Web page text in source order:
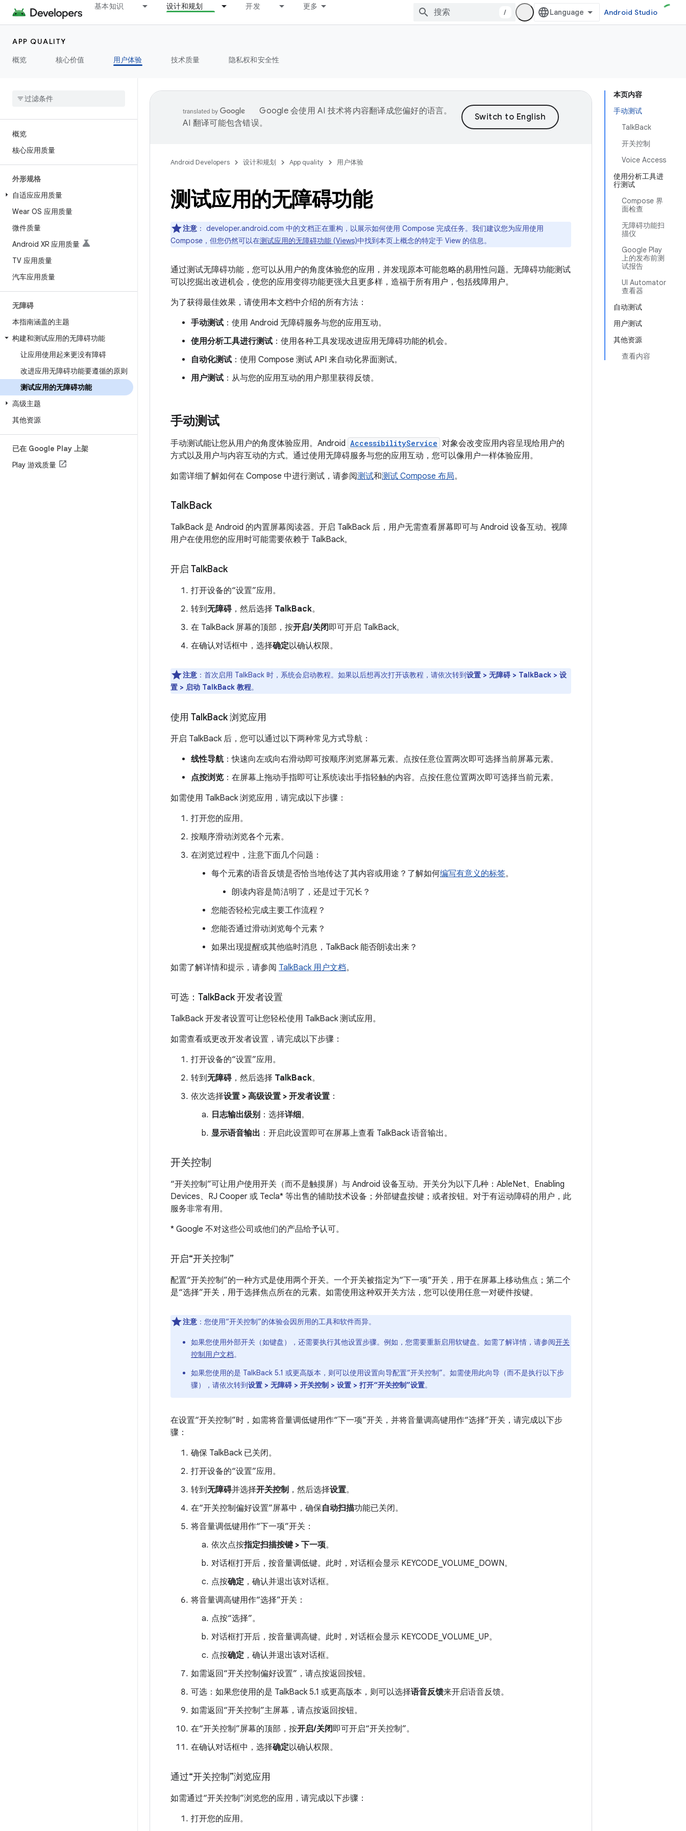
基本知识 设计和规划 开发 更多
/ Android Studio
APP QUALITY
概览
核心价值 用户体验 技术质量 隐私权和安全性
概览
核心应用质量
外形规格
自适应应用质量
Wear OS 应用质量
微件质量
Android XR 应用质量
TV 应用质量
汽车应用质量
无障碍
本指南涵盖的主题
构建和测试应用的无障碍功能
让应用使用起来更没有障碍
改进应用无障碍功能要遵循的原则
测试应用的无障碍功能
高级主题
其他资源
已在 Google Play 上架
Play 游戏质量
本页内容
手动测试
TalkBack
开关控制
Voice Access
使用分析工具进
行测试
Compose 界
面检查
无障碍功能扫
描仪
Google Play
上的发布前测
试报告
UI Automator
查看器
自动测试
用户测试
其他资源
查看内容
Google 会使用 AI 技术将内容翻译成您偏好的语言。
AI 翻译可能包含错误。
Android Developers 设计和规划 App quality 用户体验
测试应用的无障碍功能
注意 ：
developer.android.com 中的文档正在重构，以展示如何使用 Compose 完成任务。我们建议您为应用使用
Compose，但您仍然可以在测试应用的无障碍功能 (Views)中找到本页上概念的特定于 View 的信息。
通过测试无障碍功能，您可以从用户的角度体验您的应用，并发现原本可能忽略的易用性问题。无障碍功能测试
可以挖掘出改进机会，使您的应用变得功能更强大且更多样，造福于所有用户，包括残障用户。
为了获得最佳效果，请使用本文档中介绍的所有方法：
手动测试 ：使用 Android 无障碍服务与您的应用互动。
使用分析工具进行测试 ：使用各种工具发现改进应用无障碍功能的机会。
自动化测试 ：使用 Compose 测试 API 来自动化界面测试。
用户测试 ：从与您的应用互动的用户那里获得反馈。
手动测试
手动测试能让您从用户的角度体验应用。Android AccessibilityService 对象会改变应用内容呈现给用户的
方式以及用户与内容互动的方式。通过使用无障碍服务与您的应用互动，您可以像用户一样体验应用。
如需详细了解如何在 Compose 中进行测试，请参阅测试和测试 Compose 布局。
TalkBack
TalkBack 是 Android 的内置屏幕阅读器。开启 TalkBack 后，用户无需查看屏幕即可与 Android 设备互动。视障
用户在使用您的应用时可能需要依赖于 TalkBack。
开启 TalkBack
打开设备的“设置”应用。
转到无障碍，然后选择 TalkBack。
在 TalkBack 屏幕的顶部，按开启/关闭即可开启 TalkBack。
在确认对话框中，选择确定以确认权限。
注意 ： 首次启用 TalkBack 时，系统会启动教程。如果以后想再次打开该教程，请依次转到设置 > 无障碍 > TalkBack > 设
置 > 启动 TalkBack 教程。
使用 TalkBack 浏览应用
开启 TalkBack 后，您可以通过以下两种常见方式导航：
线性导航 ：快速向左或向右滑动即可按顺序浏览屏幕元素。点按任意位置两次即可选择当前屏幕元素。
点按浏览 ：在屏幕上拖动手指即可让系统读出手指轻触的内容。点按任意位置两次即可选择当前元素。
如需使用 TalkBack 浏览应用，请完成以下步骤：
打开您的应用。
按顺序滑动浏览各个元素。
在浏览过程中，注意下面几个问题：
每个元素的语音反馈是否恰当地传达了其内容或用途？了解如何编写有意义的标签。
朗读内容是简洁明了，还是过于冗长？
您能否轻松完成主要工作流程？
您能否通过滑动浏览每个元素？
如果出现提醒或其他临时消息，TalkBack 能否朗读出来？
如需了解详情和提示，请参阅 TalkBack 用户文档。
可选：TalkBack 开发者设置
TalkBack 开发者设置可让您轻松使用 TalkBack 测试应用。
如需查看或更改开发者设置，请完成以下步骤：
打开设备的“设置”应用。
转到无障碍，然后选择 TalkBack。
依次选择设置 > 高级设置 > 开发者设置 ：
日志输出级别 ：选择详细。
显示语音输出 ：开启此设置即可在屏幕上查看 TalkBack 语音输出。
开关控制
“开关控制”可让用户使用开关（而不是触摸屏）与 Android 设备互动。开关分为以下几种：AbleNet、Enabling
Devices、RJ Cooper 或 Tecla* 等出售的辅助技术设备；外部键盘按键；或者按钮。对于有运动障碍的用户，此
服务非常有用。
* Google 不对这些公司或他们的产品给予认可。
开启“开关控制”
配置“开关控制”的一种方式是使用两个开关。一个开关被指定为“下一项”开关，用于在屏幕上移动焦点；第二个
是“选择”开关，用于选择焦点所在的元素。如需使用这种双开关方法，您可以使用任意一对硬件按键。
注意 ：您使用“开关控制”的体验会因所用的工具和软件而异。
如果您使用外部开关（如键盘），还需要执行其他设置步骤。例如，您需要重新启用软键盘。如需了解详情，请参阅开关
控制用户文档。
如果您使用的是 TalkBack 5.1 或更高版本，则可以使用设置向导配置“开关控制”。如需使用此向导（而不是执行以下步
骤），请依次转到设置 > 无障碍 > 开关控制 > 设置 > 打开“开关控制”设置。
在设置“开关控制”时，如需将音量调低键用作“下一项”开关，并将音量调高键用作“选择”开关，请完成以下步
骤：
确保 TalkBack 已关闭。
打开设备的“设置”应用。
转到无障碍并选择开关控制 ，然后选择设置。
在“开关控制偏好设置”屏幕中，确保自动扫描功能已关闭。
将音量调低键用作“下一项”开关：
依次点按指定扫描按键 > 下一项。
对话框打开后，按音量调低键。此时，对话框会显示 KEYCODE_VOLUME_DOWN。
点按确定 ，确认并退出该对话框。
将音量调高键用作“选择”开关：
点按“选择”。
对话框打开后，按音量调高键。此时，对话框会显示 KEYCODE_VOLUME_UP。
点按确定 ，确认并退出该对话框。
如需返回“开关控制偏好设置”，请点按返回按钮。
可选：如果您使用的是 TalkBack 5.1 或更高版本，则可以选择语音反馈来开启语音反馈。
如需返回“开关控制”主屏幕，请点按返回按钮。
在“开关控制”屏幕的顶部，按开启/关闭即可开启“开关控制”。
在确认对话框中，选择确定以确认权限。
通过“开关控制”浏览应用
如需通过“开关控制”浏览您的应用，请完成以下步骤：
打开您的应用。